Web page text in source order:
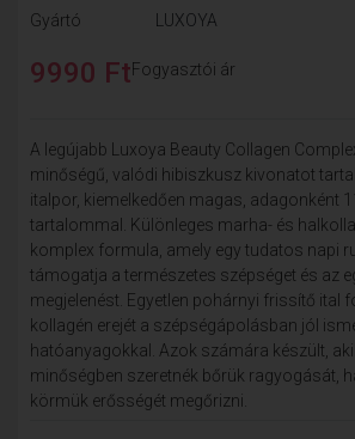
Gyártó
LUXOYA
Fogyasztói ár
9990 Ft
A legújabb Luxoya Beauty Collagen
minőségű, valódi hibiszkusz kivonatot
italpor, kiemelkedően magas, adagonként
tartalommal. Különleges marha- és
komplex formula, amely egy tudatos napi
támogatja a természetes szépséget és az
megjelenést. Egyetlen pohárnyi frissítő ital
kollagén erejét a szépségápolásban jól
hatóanyagokkal. Azok számára készült,
minőségben szeretnék bőrük ragyogását,
körmük erősségét megőrizni.